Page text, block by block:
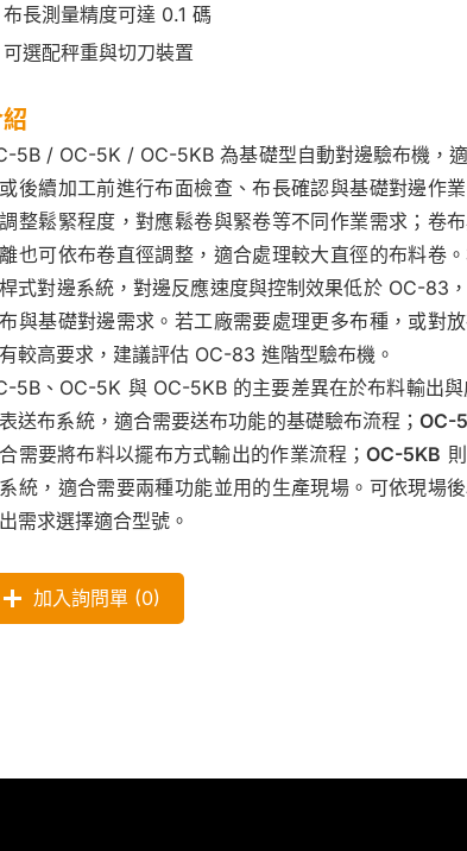
布長測量精度可達 0.1 碼
可選配秤重與切刀裝置
5B / OC-5K / OC-5KB 為基礎型自動對邊驗布機，
後續加工前進行布面檢查、布長確認與基礎對邊作
整鬆緊程度，對應鬆卷與緊卷等不同作業需求；卷
也可依布卷直徑調整，適合處理較大直徑的布料卷
式對邊系統，對邊反應速度與控制效果低於 OC-83
與基礎對邊需求。若工廠需要處理更多布種，或對
較高要求，建議評估 OC-83 進階型驗布機。
5B、OC-5K 與 OC-5KB 的主要差異在於布料輸出與
送布系統，適合需要送布功能的基礎驗布流程；OC-
需要將布料以擺布方式輸出的作業流程；OC-5KB
統，適合需要兩種功能並用的生產現場。可依現場
需求選擇適合型號。
加入詢問單 (0)